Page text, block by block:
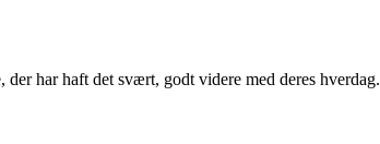
har haft det svært, godt videre med deres hverdag.